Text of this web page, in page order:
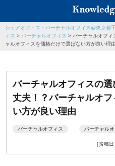
シェアオフィス・バーチャルオフィス@東京都
ィス > バーチャルオフィス > バーチャルオフィ
ャルオフィスを価格だけで選ばない方が良い理由
バーチャルオフィスの
丈夫！？バーチャルオ
い方が良い理由
バーチャルオフィス バーチャル
［投稿